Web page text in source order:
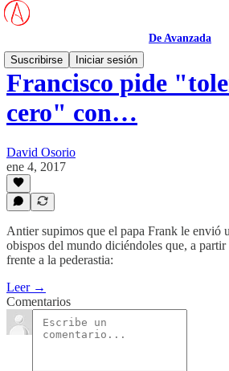
De Avanzada
Suscribirse
Iniciar sesión
Francisco pide
cero" con…
David Osorio
ene 4, 2017
Antier supimos que el papa Frank le envió
obispos del mundo diciéndoles que, a
frente a la pederastia:
Leer →
Comentarios